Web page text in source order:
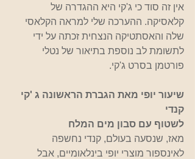
אין זה סוד כי ג'קי היא ההגדרה של
קלאסיקה. ההערכה שלי למראה הקלאסי
שלה והאסתטיקה הנצחית זכתה על ידי
לתשומת לב נוספת בתיאור של נטלי
פורטמן בסרט ג'קי.
שיעור יופי מאת הגברת הראשונה ג 'קי
קנדי
לשטוף עם סבון מים המלח
מאז, שנסעה בעולם, קנדי נחשפה ​​
לאינספור מוצרי יופי בינלאומיים, אבל